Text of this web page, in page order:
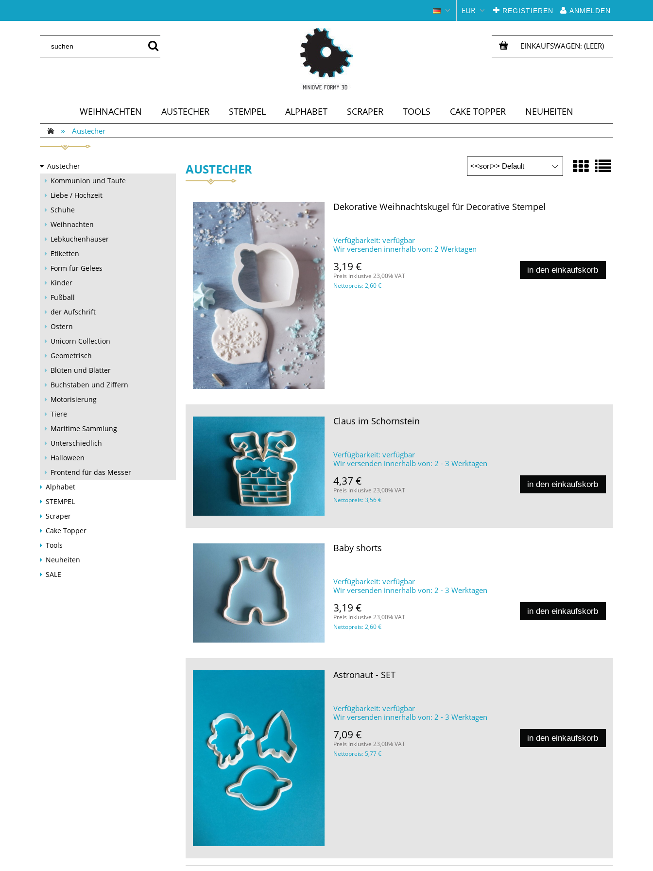
REGISTIEREN ANMELDEN
EUR
EINKAUFSWAGEN: (LEER)
WEIHNACHTEN AUSTECHER STEMPEL ALPHABET SCRAPER TOOLS CAKE TOPPER NEUHEITEN
SALE
» Austecher
Austecher
Kommunion und Taufe
Liebe / Hochzeit
Schuhe
Weihnachten
Lebkuchenhäuser
Etiketten
Form für Gelees
Kinder
Fußball
der Aufschrift
Ostern
Unicorn Collection
Geometrisch
Blüten und Blätter
Buchstaben und Ziffern
Motorisierung
Tiere
Maritime Sammlung
Unterschiedlich
Halloween
Frontend für das Messer
Alphabet
STEMPEL
Scraper
Cake Topper
Tools
Neuheiten
SALE
AUSTECHER
Dekorative Weihnachtskugel für Decorative Stempel
Verfügbarkeit: verfügbar
Wir versenden innerhalb von: 2 Werktagen
3,19 €
Preis inklusive 23,00% VAT
Nettopreis:2,60 €
in den einkaufskorb
Claus im Schornstein
Verfügbarkeit: verfügbar
Wir versenden innerhalb von: 2 - 3 Werktagen
4,37 €
Preis inklusive 23,00% VAT
Nettopreis:3,56 €
in den einkaufskorb
Baby shorts
Verfügbarkeit: verfügbar
Wir versenden innerhalb von: 2 - 3 Werktagen
3,19 €
Preis inklusive 23,00% VAT
Nettopreis:2,60 €
in den einkaufskorb
Astronaut - SET
Verfügbarkeit: verfügbar
Wir versenden innerhalb von: 2 - 3 Werktagen
7,09 €
Preis inklusive 23,00% VAT
Nettopreis:5,77 €
in den einkaufskorb